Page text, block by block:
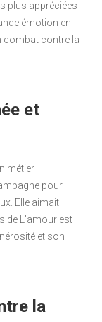
plus appréciées
émotion en
combat contre la
et
métier
pour
Elle aimait
de L’amour est
et son
la